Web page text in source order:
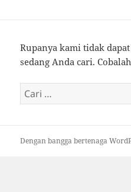
Rupanya kami tidak
sedang Anda cari.
Cari
untuk:
Dengan bangga bertenaga